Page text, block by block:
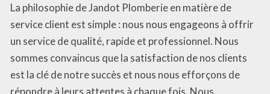
La philosophie de Jandot Plomberie en matière de
service client est simple : nous nous engageons à offrir
un service de qualité, rapide et professionnel. Nous
sommes convaincus que la satisfaction de nos clients
est la clé de notre succès et nous nous efforçons de
répondre à leurs attentes à chaque fois. Nous